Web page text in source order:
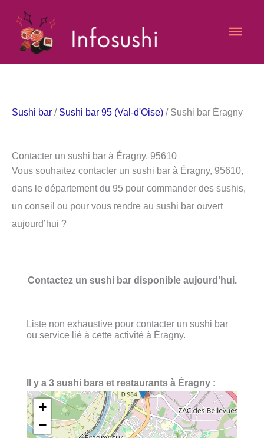
contenu
Sushi bar / Sushi bar 95 (Val-d'Oise) / Sushi bar Éragny
Contacter un sushi bar à Éragny, 95610
Vous souhaitez contacter un sushi bar à Éragny, 95610,
dans le département du 95 pour commander des sushis,
un conseil ou pour vous rendre au sushi bar ouvert
aujourd’hui ?
Contactez un sushi bar disponible aujourd’hui.
Liste non exhaustive pour contacter un sushi bar
ou service lié à cette activité à Éragny.
Il y a 3 sushi bars et restaurants à Éragny :
+
−